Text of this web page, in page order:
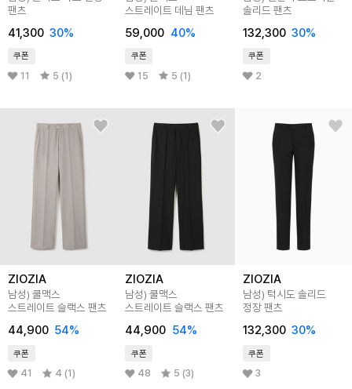
팬츠
41,300 30%
쿠폰
11 5 (1)
스트레이트 데님 팬츠
59,000 40%
쿠폰
15 5 (1)
솔리드 팬츠
132,300 30%
쿠폰
2
ZIOZIA
남성) 쿨맥스
스트레이트 슬랙스 팬츠
44,900 54%
쿠폰
41 4 (1)
ZIOZIA
남성) 쿨맥스
스트레이트 슬랙스 팬츠
44,900 54%
쿠폰
48 5 (3)
ZIOZIA
남성) 턱시도 솔리드
정장 팬츠
132,300 30%
쿠폰
3